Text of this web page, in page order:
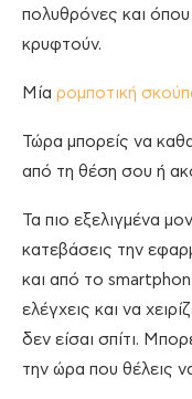
πολυθρόνες και
κρυφτούν.
Μία ρομποτική
Τώρα μπορείς να
από τη θέση σου ή
Τα πιο εξελιγμένα
κατεβάσεις την
και από το
ελέγχεις και να
δεν είσαι σπίτι.
την ώρα που θέλεις